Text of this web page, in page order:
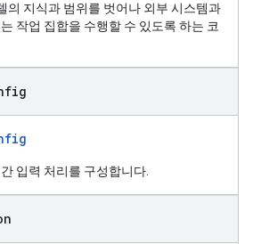
의 지식과 범위를 벗어나 외부 시스템과
작업 집합을 수행할 수 있도록 하는 코
입력 처리를 구성합니다.